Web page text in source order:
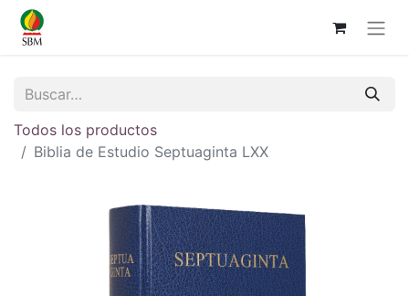
Todos los productos
Biblia de Estudio Septuaginta LXX